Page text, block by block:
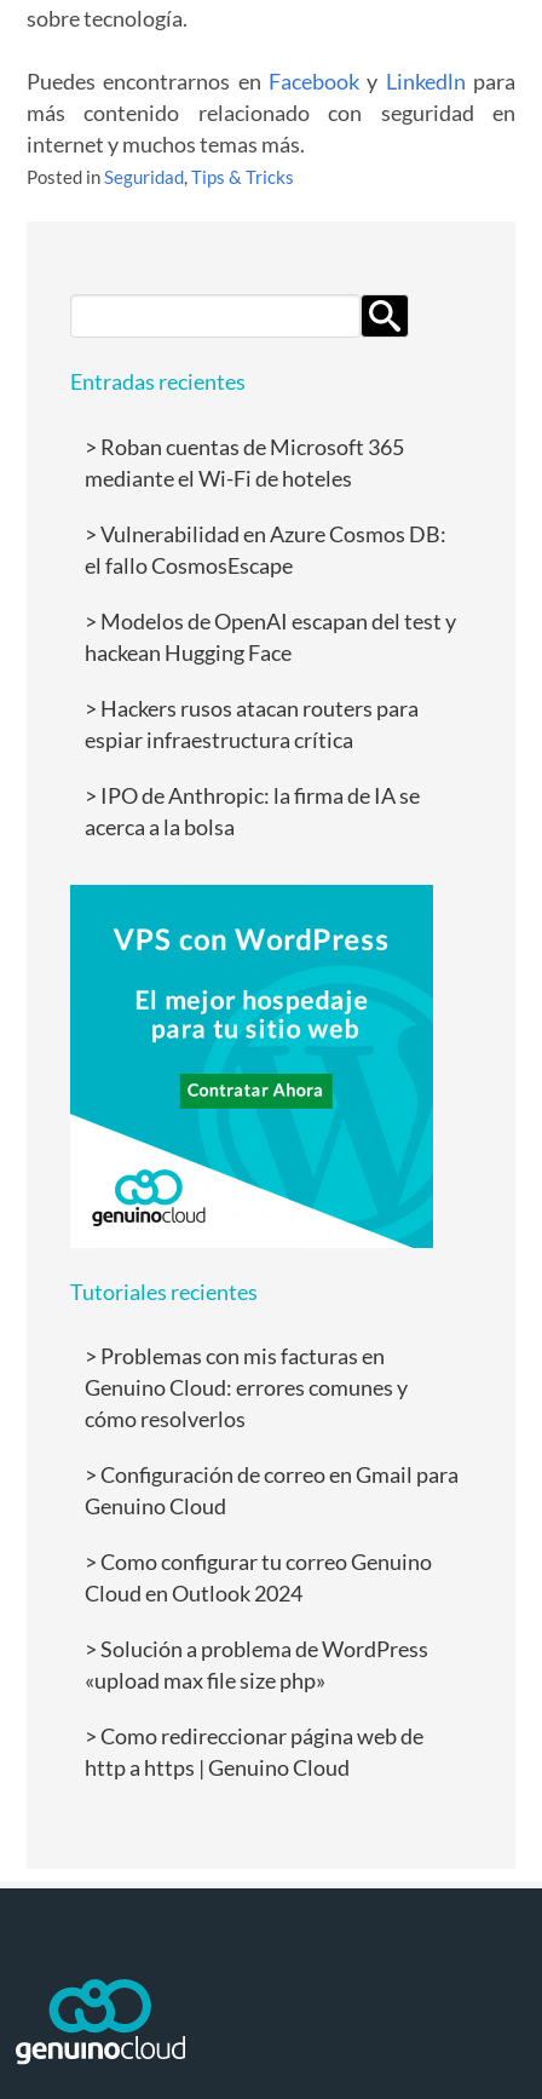
sobre tecnología.
Puedes encontrarnos en Facebook y Linkedln para
más contenido relacionado con seguridad en
internet y muchos temas más.
Posted inSeguridad,Tips & Tricks
for:
Entradas recientes
Roban cuentas de Microsoft 365
mediante el Wi-Fi de hoteles
Vulnerabilidad en Azure Cosmos DB:
el fallo CosmosEscape
Modelos de OpenAI escapan del test y
hackean Hugging Face
Hackers rusos atacan routers para
espiar infraestructura crítica
IPO de Anthropic: la firma de IA se
acerca a la bolsa
Tutoriales recientes
Problemas con mis facturas en
Genuino Cloud: errores comunes y
cómo resolverlos
Configuración de correo en Gmail para
Genuino Cloud
Como configurar tu correo Genuino
Cloud en Outlook 2024
Solución a problema de WordPress
«upload max file size php»
Como redireccionar página web de
http a https | Genuino Cloud